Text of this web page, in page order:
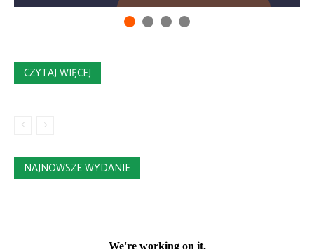
CZYTAJ WIĘCEJ
NAJNOWSZE WYDANIE